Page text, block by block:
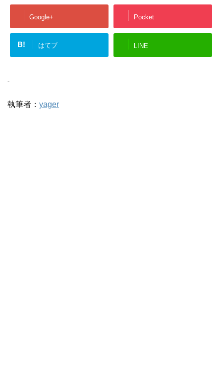
Google+ Pocket
B! はてブ LINE
-
執筆者： yager